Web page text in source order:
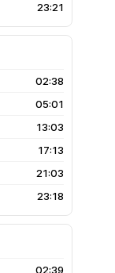
23:21
02:38
05:01
13:03
17:13
21:03
23:18
02:39